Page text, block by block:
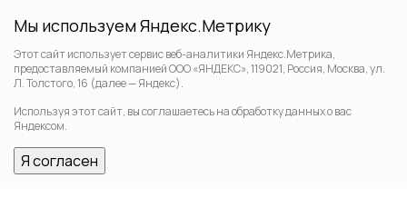
Мы используем Яндекс.Метрику
Этот сайт использует сервис веб-аналитики Яндекс.Метрика,
предоставляемый компанией ООО «ЯНДЕКС», 119021, Россия, Москва, ул.
Л. Толстого, 16 (далее — Яндекс).
Используя этот сайт, вы соглашаетесь на обработку данных о вас
Яндексом.
Я согласен